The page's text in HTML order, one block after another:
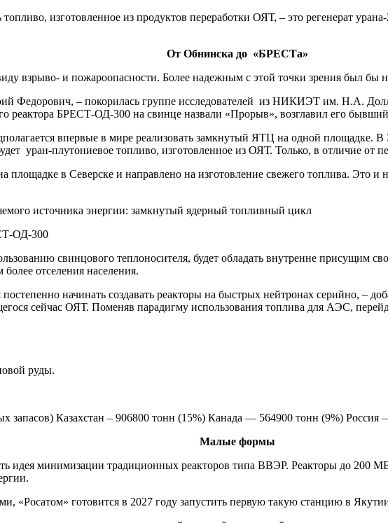
изготовленное из продуктов переработки ОЯТ, – это регенерат
От Обнинска до «БРЕСТа»
взрыво- и пожароопасности. Более надежным с этой точки зрения был
Федорович, – покорилась группе исследователей из НИКИЭТ им. Н.А.
реактора БРЕСТ-ОД-300 на свинце назвали «Прорыв», возглавил его
впервые в мире реализовать замкнутый ЯТЦ на одной площадке. В
уран-плутониевое топливо, изготовленное из ОЯТ. Только, в отличие от
в Северске и направлено на изготовление свежего топлива. Это и
ОД-300
свинцового теплоносителя, будет обладать внутренне присущим
отселения населения.
начинать создавать реакторы на быстрых нейтронах серийно, –
сейчас ОЯТ. Поменяв парадигму использования топлива для АЭС,
руды.
запасов) Казахстан – 906800 тонн (15%) Канада — 564900 тонн (9%) Россия
Малые формы
идея минимизации традиционных реакторов типа ВВЭР. Реакторы до 200
«Росатом» готовится в 2027 году запустить первую такую станцию в